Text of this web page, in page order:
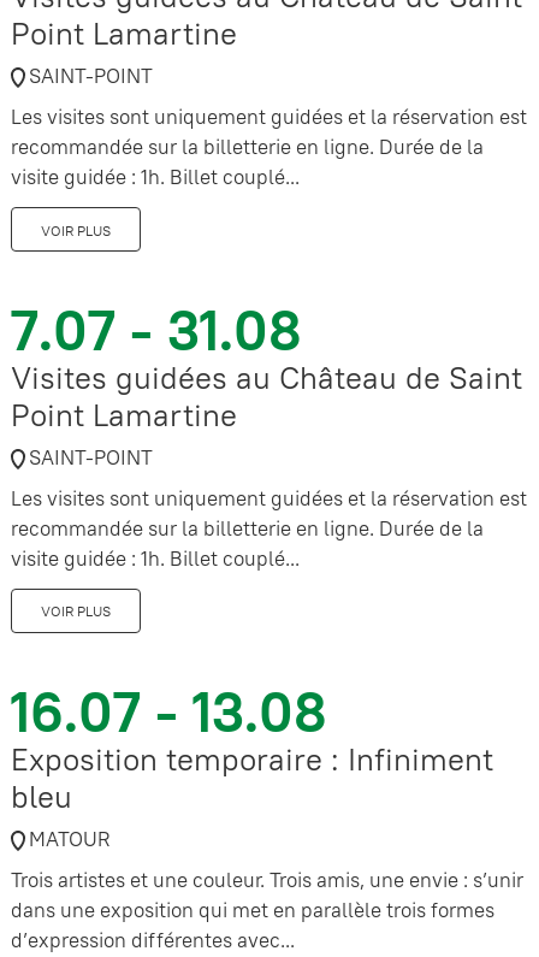
Point Lamartine
SAINT-POINT
Les visites sont uniquement guidées et la réservation est
recommandée sur la billetterie en ligne. Durée de la
visite guidée : 1h. Billet couplé...
VOIR PLUS
7.07 - 31.08
Visites guidées au Château de Saint
Point Lamartine
SAINT-POINT
Les visites sont uniquement guidées et la réservation est
recommandée sur la billetterie en ligne. Durée de la
visite guidée : 1h. Billet couplé...
VOIR PLUS
16.07 - 13.08
Exposition temporaire : Infiniment
bleu
MATOUR
Trois artistes et une couleur. Trois amis, une envie : s’unir
dans une exposition qui met en parallèle trois formes
d’expression différentes avec...